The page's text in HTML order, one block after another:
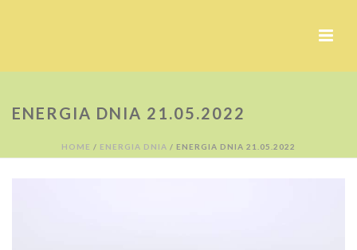
ENERGIA DNIA 21.05.2022
HOME / ENERGIA DNIA / ENERGIA DNIA 21.05.2022